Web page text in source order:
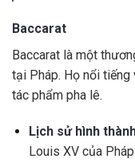
Baccarat
Baccarat là một
tại Pháp. Họ nổi
tác phẩm pha lê.
Lịch sử hình
Louis XV của